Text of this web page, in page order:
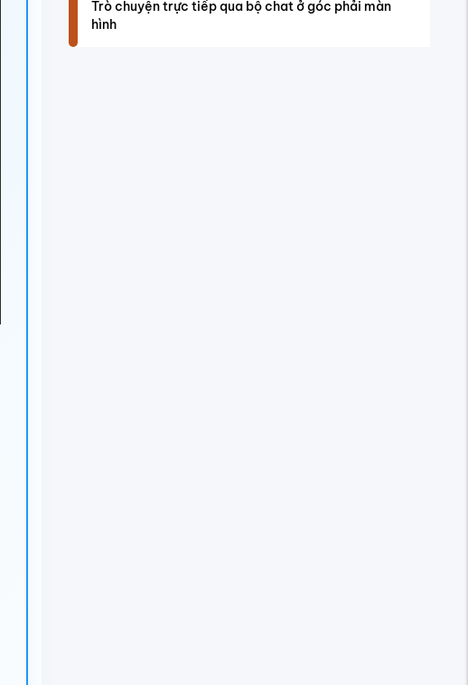
Trò chuyện trực tiếp qua bộ chat ở góc phải màn
hình